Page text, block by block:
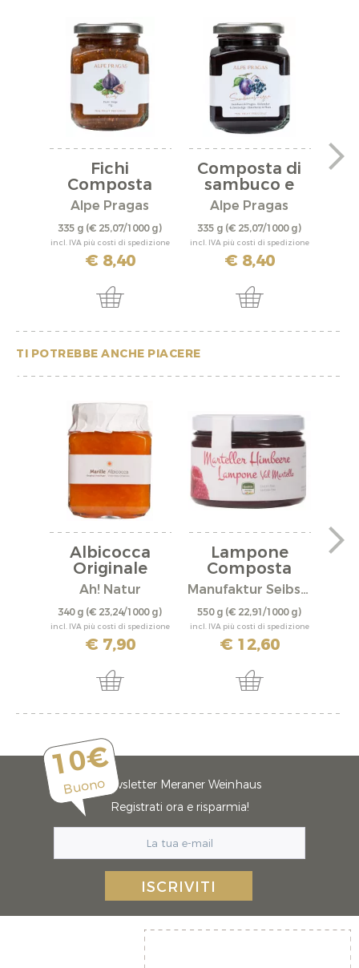
Fichi
Composta
Alpe Pragas
335 g (€ 25,07/1000 g)
incl. IVA più costi di spedizione
€ 8,40
Composta di
sambuco e
prugna
Alpe Pragas
335 g (€ 25,07/1000 g)
incl. IVA più costi di spedizione
€ 8,40
TI POTREBBE ANCHE PIACERE
Albicocca
Originale
Venostana...
Ah! Natur
340 g (€ 23,24/1000 g)
incl. IVA più costi di spedizione
€ 7,90
Lampone
Composta
Manufaktur Seibstock
550 g (€ 22,91/1000 g)
incl. IVA più costi di spedizione
€ 12,60
10€
BuonoNewsletter Meraner Weinhaus
Registrati ora e risparmia!
ISCRIVITI